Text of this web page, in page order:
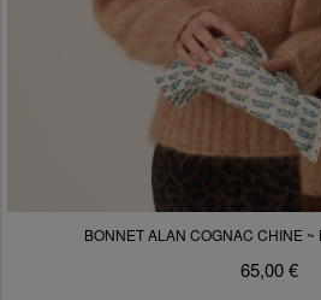
BONNET ALAN COGNAC CHINE ~
65,00 €